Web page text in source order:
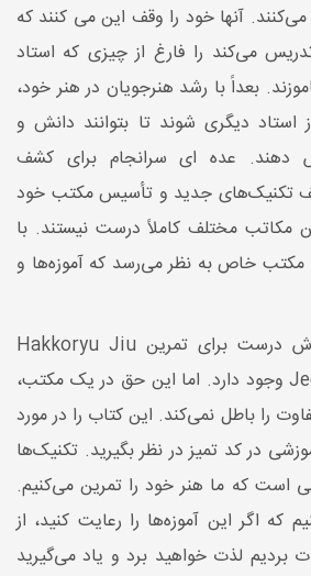
می‌کنند. آنها خود را وقف این می كنند كه
می‌کند را فارغ از چیزی که استاد
بعداً با رشد هنرجویان در هنر خود،
دیگری شوند تا بتوانند دانش و
دهند. عده ای سرانجام برای کشف
تکنیک‌های جدید و تأسیس مکتب خود
مکاتب مختلف کاملاً درست نیستند. با
مکتب خاص به نظر می‌رسد که آموزه‌ها و
از این گذشته، یک روش درست برای تمرین Hakkoryu Jiu
Jitsu یا Jeet Kune Do وجود دارد. اما این حق در یک مکتب،
را باطل نمی‌کند. این کتاب را در مورد
در کد تمیز در نظر بگیرید. تکنیک‌ها
است که ما هنر خود را تمرین می‌کنیم.
که اگر این آموزه‌ها را رعایت کنید، از
بردیم لذت خواهید برد و یاد می‌گیرید